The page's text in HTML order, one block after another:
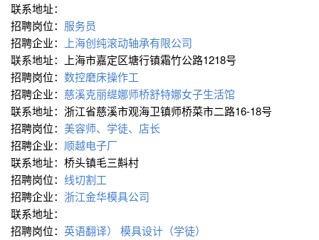
联系地址：
招聘岗位： 服务员
招聘企业：
上海创纯滚动轴承有限公司
联系地址：上海市嘉定区塘行镇霜竹公路1218号
招聘岗位： 数控磨床操作工
招聘企业： 慈溪克丽缇娜师桥舒特娜女子生活馆
联系地址：浙江省慈溪市观海卫镇师桥菜市二路16-18号
招聘岗位： 美容师、学徒、店长
招聘企业： 顺越电子厂
联系地址：桥头镇毛三斢村
招聘岗位： 线切割工
招聘企业： 浙江金华模具公司
联系地址：
招聘岗位： 英语翻译） 模具设计（学徒）